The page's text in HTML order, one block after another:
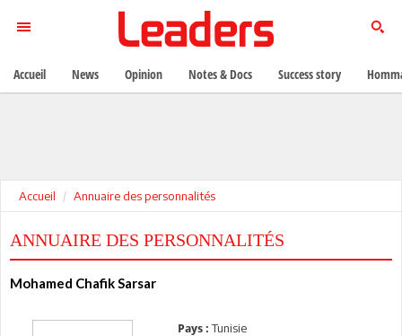
Accueil Annuaire des personnalités
ANNUAIRE DES PERSONNALITÉS
Mohamed Chafik Sarsar
Pays : Tunisie
Accueil News Opinion Notes & Docs Success story